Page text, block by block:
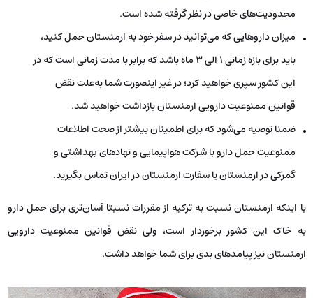
محدودیت‌های خاصی در نظر گرفته شده است.
میزان داروهایی که می‌توانید در سفر خود به ارمنستان حمل کنید،
باید برای بازه زمانی 1 الی 3 ماه باشد که برابر با مدت زمانی است که در
این کشور سپری خواهید کرد؛ در غیر اینصورت شما به‌علت نقض
قوانین ممنوعیت دارویی ارمنستان بازداشت خواهید شد.
ضمنا توصیه می‌شود که برای اطمینان بیشتر از صحت اطلاعات
ممنوعیت حمل دارو با شرکت هواپیمایی و نهادهای بهداشتی و
گمرکی در ارمنستان یا سفارت ارمنستان در ایران تماس بگیرید.
با اینکه ارمنستان نسبت به ترکیه از مقررات نسبتا آسان‌تری برای حمل دارو
به خاک این کشور برخوردار است، ولی نقض قوانین ممنوعیت دارویی
ارمنستان نیز پیامدهای بدی برای شما خواهد داشت.